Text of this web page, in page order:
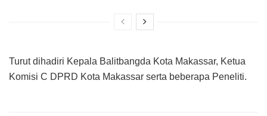
Turut dihadiri Kepala Balitbangda Kota Makassar, Ketua
Komisi C DPRD Kota Makassar serta beberapa Peneliti.